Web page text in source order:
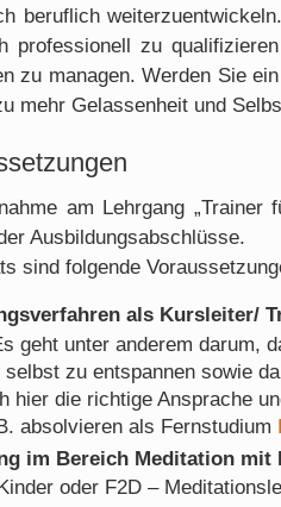
beruflich
professionell zu
zu managen. Werden Sie
mehr Gelassenheit und
am Lehrgang „Trainer
Ausbildungsabschlüsse.
sind folgende
als Kursleiter/
geht unter anderem darum,
zu entspannen sowie
hier die richtige Ansprache
absolvieren als Fernstudium
im Bereich Meditation mit
oder F2D –